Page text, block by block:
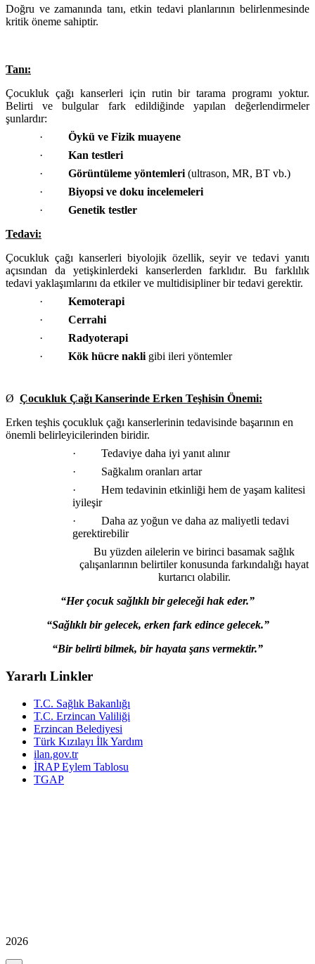
Doğru ve zamanında tanı, etkin tedavi planlarının belirlenmesinde
kritik öneme sahiptir.
Tanı:
Çocukluk çağı kanserleri için rutin bir tarama programı yoktur.
Belirti ve bulgular fark edildiğinde yapılan değerlendirmeler
şunlardır:
· Öykü ve Fizik muayene
· Kan testleri
· Görüntüleme yöntemleri(ultrason, MR, BT vb.)
· Biyopsi ve doku incelemeleri
· Genetik testler
Tedavi:
Çocukluk çağı kanserleri biyolojik özellik, seyir ve tedavi yanıtı
açısından da yetişkinlerdeki kanserlerden farklıdır. Bu farklılık
tedavi yaklaşımlarını da etkiler ve multidisipliner bir tedavi gerektir.
· Kemoterapi
· Cerrahi
· Radyoterapi
· Kök hücre nakligibi ileri yöntemler
Ø Çocukluk Çağı Kanserinde Erken Teşhisin Önemi:
Erken teşhis çocukluk çağı kanserlerinin tedavisinde başarının en
önemli belirleyicilerinden biridir.
· Tedaviye daha iyi yanıt alınır
· Sağkalım oranları artar
· Hem tedavinin etkinliği hem de yaşam kalitesi
iyileşir
· Daha az yoğun ve daha az maliyetli tedavi
gerektirebilir
Bu yüzden ailelerin ve birinci basamak sağlık
çalışanlarının belirtiler konusunda farkındalığı hayat
kurtarıcı olabilir.
“Her çocuk sağlıklı bir geleceği hak eder.”
“Sağlıklı bir gelecek, erken fark edince gelecek.”
“Bir belirti bilmek, bir hayata şans vermektir.”
Yararlı Linkler
T.C. Sağlık Bakanlığı
T.C. Erzincan Valiliği
Erzincan Belediyesi
Türk Kızılayı İlk Yardım
ilan.gov.tr
İRAP Eylem Tablosu
TGAP
2026